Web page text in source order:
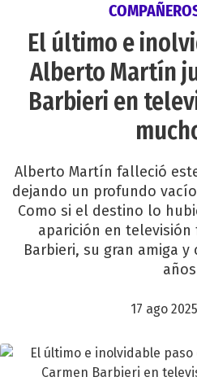
El último e
Alberto Martín
Barbieri en
Alberto Martín falleció
dejando un profundo
Como si el destino lo
aparición en televisión
Barbieri, su gran amiga
17 ago